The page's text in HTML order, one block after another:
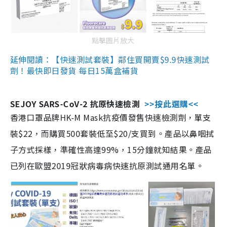
點擊圖片放大
延伸閱讀：【快速測試套裝】鄰住買開賣$9.9快速測試
劑！最快即日發貨 每日15萬盒補貨
SEJOY SARS-CoV-2 抗原快速檢測 >>按此選購<<
香港口罩品牌HK-M Mask抗疫價發售快速檢測劑，單支
裝$22，而購買500套裝低至$20/支買到。產品以鼻咽拭
子方式採樣，準確性高達99%，15分鐘就知結果。產品
已列在歐盟2019冠狀病毒病快速抗原測試通用名單。